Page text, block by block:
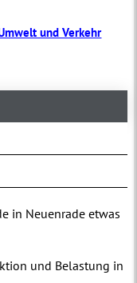
und Verkehr
in Neuenrade etwas
und Belastung in